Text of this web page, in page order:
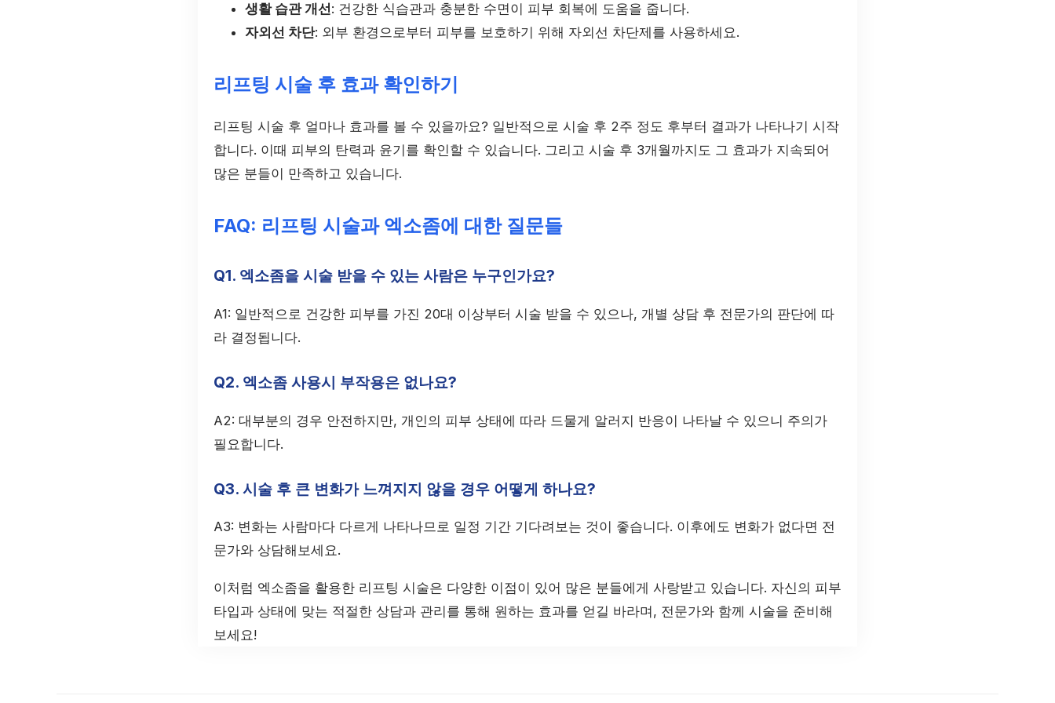
생활 습관 개선: 건강한 식습관과 충분한 수면이 피부 회복에 도움을 줍니다.
자외선 차단: 외부 환경으로부터 피부를 보호하기 위해 자외선 차단제를 사용하세요.
리프팅 시술 후 효과 확인하기
리프팅 시술 후 얼마나 효과를 볼 수 있을까요? 일반적으로 시술 후 2주 정도 후부터 결과가 나타나기 시작
합니다. 이때 피부의 탄력과 윤기를 확인할 수 있습니다. 그리고 시술 후 3개월까지도 그 효과가 지속되어
많은 분들이 만족하고 있습니다.
FAQ: 리프팅 시술과 엑소좀에 대한 질문들
Q1. 엑소좀을 시술 받을 수 있는 사람은 누구인가요?
A1: 일반적으로 건강한 피부를 가진 20대 이상부터 시술 받을 수 있으나, 개별 상담 후 전문가의 판단에 따
라 결정됩니다.
Q2. 엑소좀 사용시 부작용은 없나요?
A2: 대부분의 경우 안전하지만, 개인의 피부 상태에 따라 드물게 알러지 반응이 나타날 수 있으니 주의가
필요합니다.
Q3. 시술 후 큰 변화가 느껴지지 않을 경우 어떻게 하나요?
A3: 변화는 사람마다 다르게 나타나므로 일정 기간 기다려보는 것이 좋습니다. 이후에도 변화가 없다면 전
문가와 상담해보세요.
이처럼 엑소좀을 활용한 리프팅 시술은 다양한 이점이 있어 많은 분들에게 사랑받고 있습니다. 자신의 피부
타입과 상태에 맞는 적절한 상담과 관리를 통해 원하는 효과를 얻길 바라며, 전문가와 함께 시술을 준비해
보세요!